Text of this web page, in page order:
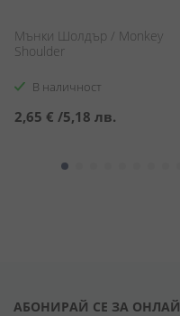
Мънки Шолдър / Monkey
Shoulder
В наличност
2,65 € /5,18 лв.
АБОНИРАЙ СЕ ЗА